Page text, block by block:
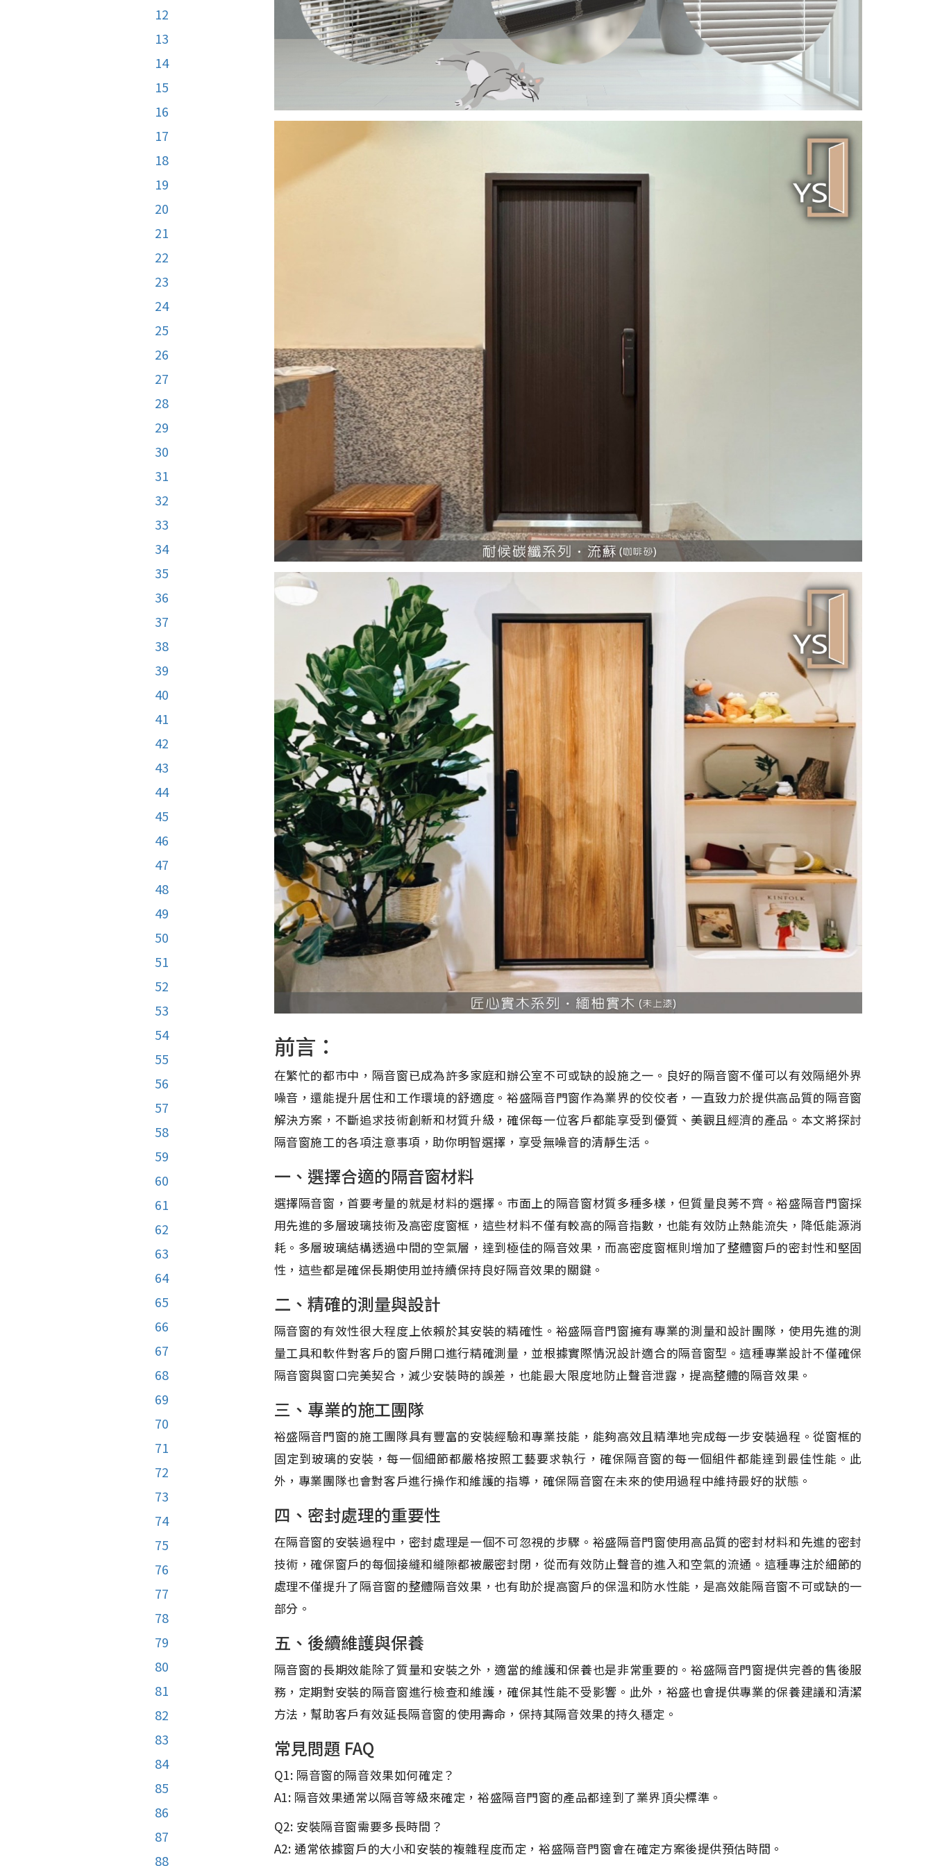
12
13
14
15
16
17
18
19
20
21
22
23
24
25
26
27
28
29
30
31
32
33
34
35
36
37
38
39
40
41
42
43
44
45
46
47
48
49
50
51
52
53
54
55
56
57
58
59
60
61
62
63
64
65
66
67
68
69
70
71
72
73
74
75
76
77
78
79
80
81
82
83
84
85
86
87
88
前言：
在繁忙的都市中，隔音窗已成為許多家庭和辦公室不可或缺的設施之一。良好的隔音窗不僅可以有效隔絕外界
噪音，還能提升居住和工作環境的舒適度。裕盛隔音門窗作為業界的佼佼者，一直致力於提供高品質的隔音窗
解決方案，不斷追求技術創新和材質升級，確保每一位客戶都能享受到優質、美觀且經濟的產品。本文將探討
隔音窗施工的各項注意事項，助你明智選擇，享受無噪音的清靜生活。
一、選擇合適的隔音窗材料
選擇隔音窗，首要考量的就是材料的選擇。市面上的隔音窗材質多種多樣，但質量良莠不齊。裕盛隔音門窗採
用先進的多層玻璃技術及高密度窗框，這些材料不僅有較高的隔音指數，也能有效防止熱能流失，降低能源消
耗。多層玻璃結構透過中間的空氣層，達到極佳的隔音效果，而高密度窗框則增加了整體窗戶的密封性和堅固
性，這些都是確保長期使用並持續保持良好隔音效果的關鍵。
二、精確的測量與設計
隔音窗的有效性很大程度上依賴於其安裝的精確性。裕盛隔音門窗擁有專業的測量和設計團隊，使用先進的測
量工具和軟件對客戶的窗戶開口進行精確測量，並根據實際情況設計適合的隔音窗型。這種專業設計不僅確保
隔音窗與窗口完美契合，減少安裝時的誤差，也能最大限度地防止聲音泄露，提高整體的隔音效果。
三、專業的施工團隊
裕盛隔音門窗的施工團隊具有豐富的安裝經驗和專業技能，能夠高效且精準地完成每一步安裝過程。從窗框的
固定到玻璃的安裝，每一個細節都嚴格按照工藝要求執行，確保隔音窗的每一個組件都能達到最佳性能。此
外，專業團隊也會對客戶進行操作和維護的指導，確保隔音窗在未來的使用過程中維持最好的狀態。
四、密封處理的重要性
在隔音窗的安裝過程中，密封處理是一個不可忽視的步驟。裕盛隔音門窗使用高品質的密封材料和先進的密封
技術，確保窗戶的每個接縫和縫隙都被嚴密封閉，從而有效防止聲音的進入和空氣的流通。這種專注於細節的
處理不僅提升了隔音窗的整體隔音效果，也有助於提高窗戶的保溫和防水性能，是高效能隔音窗不可或缺的一
部分。
五、後續維護與保養
隔音窗的長期效能除了質量和安裝之外，適當的維護和保養也是非常重要的。裕盛隔音門窗提供完善的售後服
務，定期對安裝的隔音窗進行檢查和維護，確保其性能不受影響。此外，裕盛也會提供專業的保養建議和清潔
方法，幫助客戶有效延長隔音窗的使用壽命，保持其隔音效果的持久穩定。
常見問題 FAQ
Q1: 隔音窗的隔音效果如何確定？
A1: 隔音效果通常以隔音等級來確定，裕盛隔音門窗的產品都達到了業界頂尖標準。
Q2: 安裝隔音窗需要多長時間？
A2: 通常依據窗戶的大小和安裝的複雜程度而定，裕盛隔音門窗會在確定方案後提供預估時間。